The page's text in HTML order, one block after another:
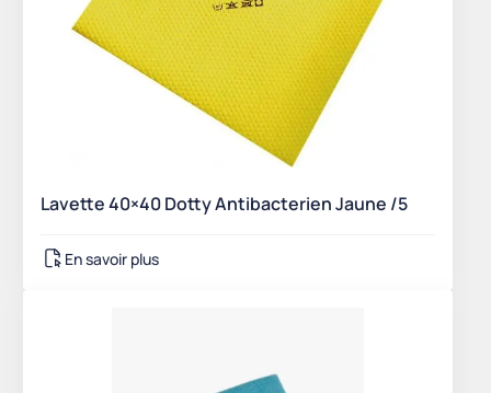
Lavette 40×40 Dotty Antibacterien Jaune /5
En savoir plus